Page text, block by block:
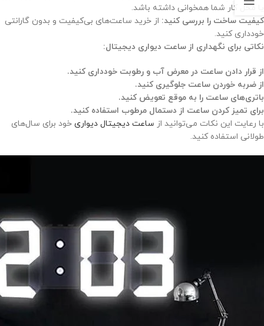
یا محل کار شما همخوانی داشته باشد.
کیفیت ساخت را بررسی کنید: از خرید ساعت‌های بی‌کیفیت و بدون گارانتی
خودداری کنید.
نکاتی برای نگهداری از ساعت دیواری دیجیتال:
از قرار دادن ساعت در معرض آب و رطوبت خودداری کنید.
از ضربه خوردن ساعت جلوگیری کنید.
باتری‌های ساعت را به موقع تعویض کنید.
برای تمیز کردن ساعت از دستمال مرطوب استفاده کنید.
با رعایت این نکات می‌توانید از ساعت دیجیتال دیواری خود برای سال‌های
طولانی استفاده کنید.